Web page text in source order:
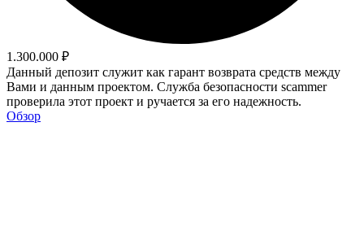
1.300.000 ₽
Данный депозит служит как гарант возврата средств между
Вами и данным проектом. Служба безопасности scammer
проверила этот проект и ручается за его надежность.
Обзор